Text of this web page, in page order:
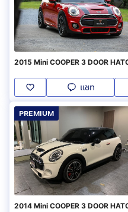
2015 Mini COOPER 3 DOOR
แชท
PREMIUM
2014 Mini COOPER 3 DOOR